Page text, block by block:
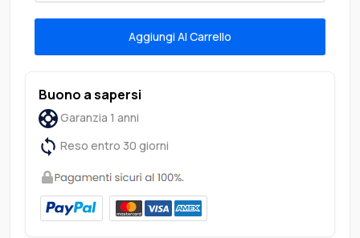
Aggiungi Al Carrello
Buono a sapersi
Garanzia 1 anni
Reso entro 30 giorni